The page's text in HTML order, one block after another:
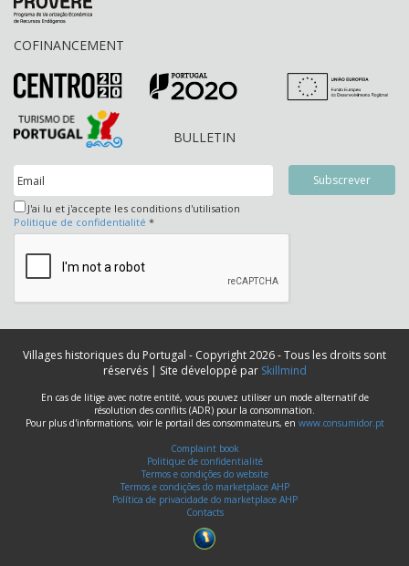
COFINANCEMENT
BULLETIN
J'ai lu et j'accepte les conditions d'utilisation
Politique de confidentialité *
Villages historiques du Portugal - Copyright 2026 - Tous les droits sont
réservés | Site développé par Skillmind
En cas de litige avec notre entité, vous pouvez utiliser un mode alternatif de
résolution des conflits (ADR) pour la consommation.
Pour plus d'informations, voir le portail des consommateurs, en www.consumidor.pt
Complaint book
Politique de confidentialité
Termos e condições do website
Termos e condições do marketplace AHP
Política de privacidade do marketplace AHP
Contacts